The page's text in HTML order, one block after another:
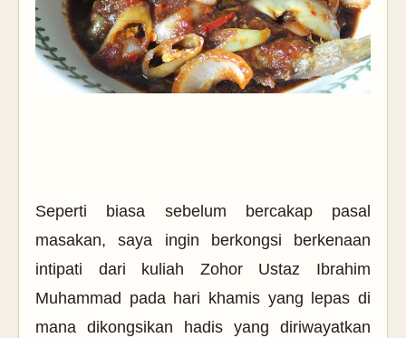
Seperti biasa sebelum bercakap pasal
masakan, saya ingin berkongsi berkenaan
intipati dari kuliah Zohor Ustaz Ibrahim
Muhammad pada hari khamis yang lepas di
mana dikongsikan hadis yang diriwayatkan